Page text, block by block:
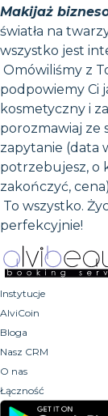
Makijaż
światła na
wszystko jest
Omówiliśmy z
podpowiemy Ci
kosmetyczny i
porozmawiaj ze
zapytanie (data
potrzebujesz, o
zakończyć,
To wszystko.
perfekcyjnie!
Instytucje
AlviCoin
Bloga
Nasz CRM
O nas
Łączność